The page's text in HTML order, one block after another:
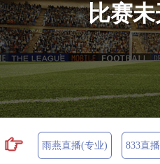
比赛
雨燕直播(专业) 833直